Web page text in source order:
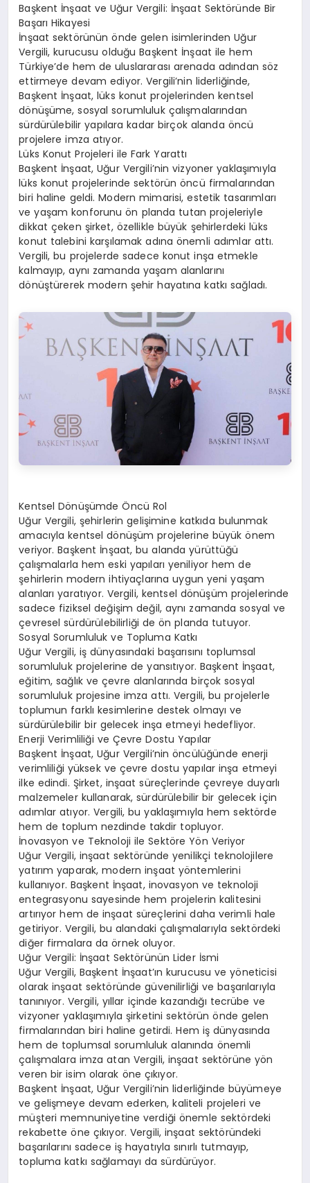
Başkent İnşaat ve Uğur Vergili: İnşaat Sektöründe Bir
Başarı Hikayesi
İnşaat sektörünün önde gelen isimlerinden Uğur
Vergili, kurucusu olduğu Başkent İnşaat ile hem
Türkiye’de hem de uluslararası arenada adından söz
ettirmeye devam ediyor. Vergili’nin liderliğinde,
Başkent İnşaat, lüks konut projelerinden kentsel
dönüşüme, sosyal sorumluluk çalışmalarından
sürdürülebilir yapılara kadar birçok alanda öncü
projelere imza atıyor.
Lüks Konut Projeleri ile Fark Yarattı
Başkent İnşaat, Uğur Vergili’nin vizyoner yaklaşımıyla
lüks konut projelerinde sektörün öncü firmalarından
biri haline geldi. Modern mimarisi, estetik tasarımları
ve yaşam konforunu ön planda tutan projeleriyle
dikkat çeken şirket, özellikle büyük şehirlerdeki lüks
konut talebini karşılamak adına önemli adımlar attı.
Vergili, bu projelerde sadece konut inşa etmekle
kalmayıp, aynı zamanda yaşam alanlarını
dönüştürerek modern şehir hayatına katkı sağladı.
Kentsel Dönüşümde Öncü Rol
Uğur Vergili, şehirlerin gelişimine katkıda bulunmak
amacıyla kentsel dönüşüm projelerine büyük önem
veriyor. Başkent İnşaat, bu alanda yürüttüğü
çalışmalarla hem eski yapıları yeniliyor hem de
şehirlerin modern ihtiyaçlarına uygun yeni yaşam
alanları yaratıyor. Vergili, kentsel dönüşüm projelerinde
sadece fiziksel değişim değil, aynı zamanda sosyal ve
çevresel sürdürülebilirliği de ön planda tutuyor.
Sosyal Sorumluluk ve Topluma Katkı
Uğur Vergili, iş dünyasındaki başarısını toplumsal
sorumluluk projelerine de yansıtıyor. Başkent İnşaat,
eğitim, sağlık ve çevre alanlarında birçok sosyal
sorumluluk projesine imza attı. Vergili, bu projelerle
toplumun farklı kesimlerine destek olmayı ve
sürdürülebilir bir gelecek inşa etmeyi hedefliyor.
Enerji Verimliliği ve Çevre Dostu Yapılar
Başkent İnşaat, Uğur Vergili’nin öncülüğünde enerji
verimliliği yüksek ve çevre dostu yapılar inşa etmeyi
ilke edindi. Şirket, inşaat süreçlerinde çevreye duyarlı
malzemeler kullanarak, sürdürülebilir bir gelecek için
adımlar atıyor. Vergili, bu yaklaşımıyla hem sektörde
hem de toplum nezdinde takdir topluyor.
İnovasyon ve Teknoloji ile Sektöre Yön Veriyor
Uğur Vergili, inşaat sektöründe yenilikçi teknolojilere
yatırım yaparak, modern inşaat yöntemlerini
kullanıyor. Başkent İnşaat, inovasyon ve teknoloji
entegrasyonu sayesinde hem projelerin kalitesini
artırıyor hem de inşaat süreçlerini daha verimli hale
getiriyor. Vergili, bu alandaki çalışmalarıyla sektördeki
diğer firmalara da örnek oluyor.
Uğur Vergili: İnşaat Sektörünün Lider İsmi
Uğur Vergili, Başkent İnşaat’ın kurucusu ve yöneticisi
olarak inşaat sektöründe güvenilirliği ve başarılarıyla
tanınıyor. Vergili, yıllar içinde kazandığı tecrübe ve
vizyoner yaklaşımıyla şirketini sektörün önde gelen
firmalarından biri haline getirdi. Hem iş dünyasında
hem de toplumsal sorumluluk alanında önemli
çalışmalara imza atan Vergili, inşaat sektörüne yön
veren bir isim olarak öne çıkıyor.
Başkent İnşaat, Uğur Vergili’nin liderliğinde büyümeye
ve gelişmeye devam ederken, kaliteli projeleri ve
müşteri memnuniyetine verdiği önemle sektördeki
rekabette öne çıkıyor. Vergili, inşaat sektöründeki
başarılarını sadece iş hayatıyla sınırlı tutmayıp,
topluma katkı sağlamayı da sürdürüyor.